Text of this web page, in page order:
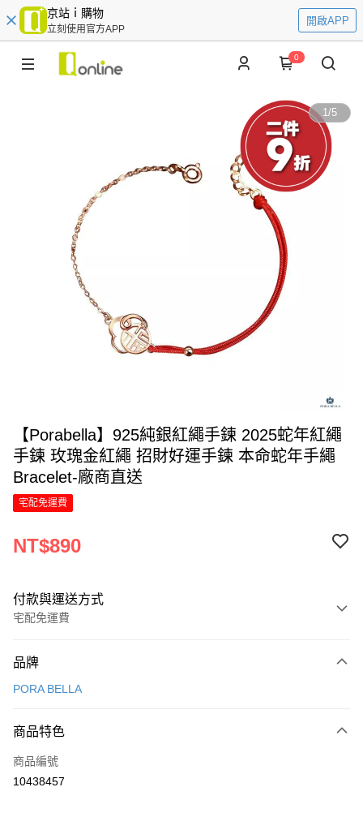
京站ｉ購物
立刻使用官方APP
開啟APP
0
1/5
【Porabella】925純銀紅繩手鍊 2025蛇年紅繩
手鍊 玫瑰金紅繩 招財好運手鍊 本命蛇年手繩
Bracelet-廠商直送
宅配免運費
NT$890
付款與運送方式
宅配免運費
信用卡一次付款
Apple Pay
街口支付
品牌
PORA BELLA
商品特色
商品編號
10438457